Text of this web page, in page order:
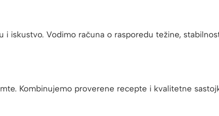
iskustvo. Vodimo računa o rasporedu težine,
Kombinujemo proverene recepte i kvalitetne